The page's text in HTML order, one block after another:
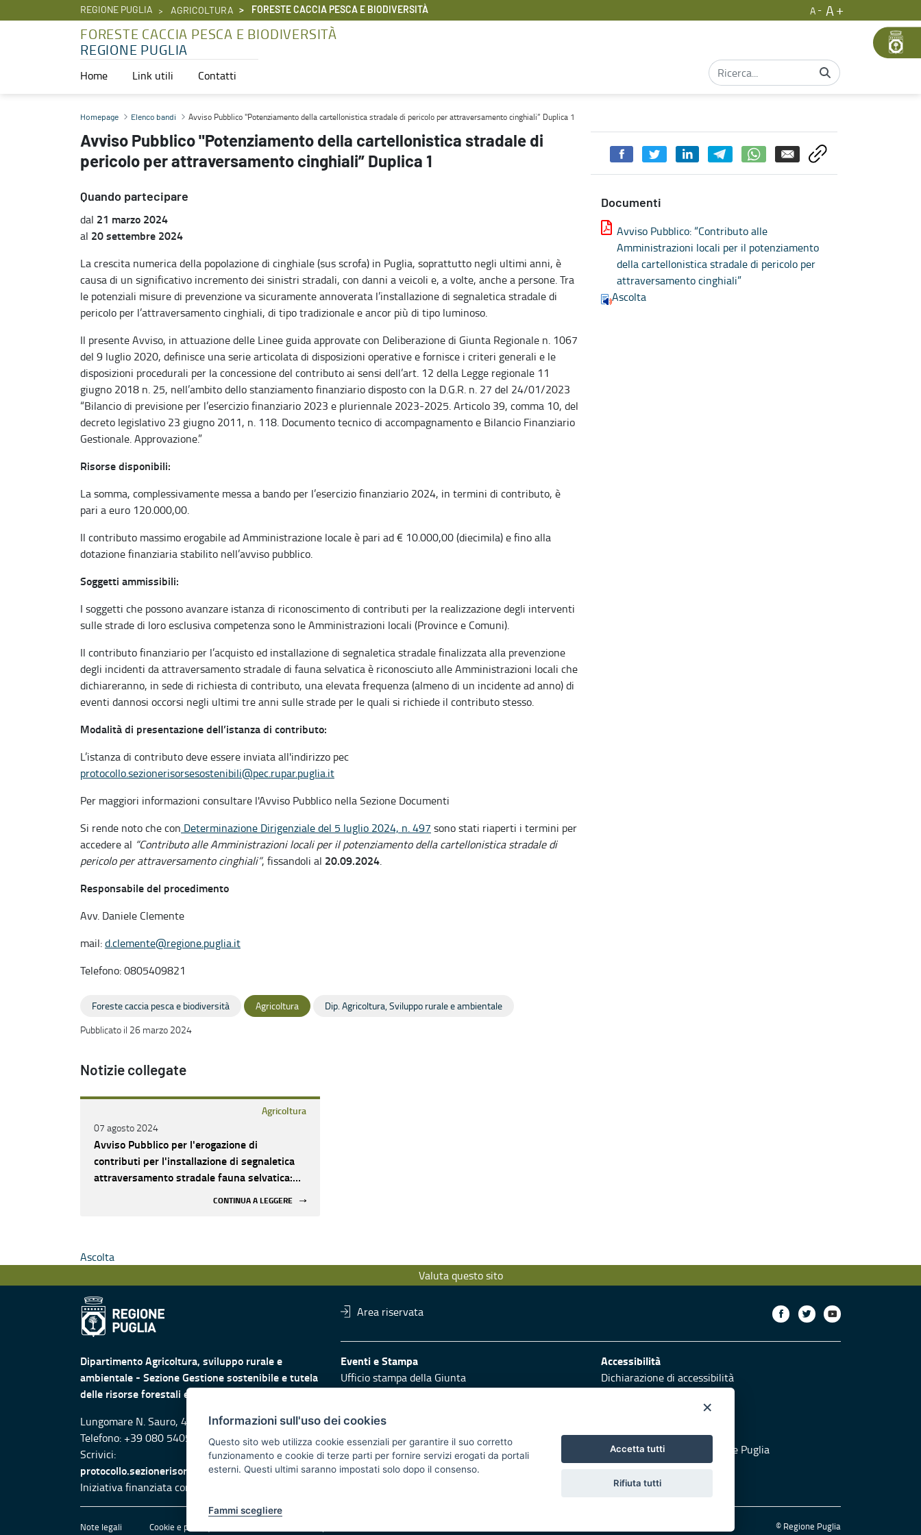
REGIONE PUGLIA AGRICOLTURA FORESTE CACCIA PESCA E BIODIVERSITÀ A
A
FORESTE CACCIA PESCA E BIODIVERSITÀ
REGIONE PUGLIA
Home Link utili Contatti
Avviso Pubblico "Potenziamento della cartellonistica stradale di pericolo per attraversamento cinghiali” Duplica 1 - Foreste caccia pesca e biodiversità
Homepage Elenco bandi Avviso Pubblico "Potenziamento della cartellonistica stradale di pericolo per attraversamento cinghiali” Duplica 1
Avviso Pubblico "Potenziamento della cartellonistica stradale di
pericolo per attraversamento cinghiali” Duplica 1
Quando partecipare
dal 21 marzo 2024
al 20 settembre 2024
La crescita numerica della popolazione di cinghiale (sus scrofa) in Puglia, soprattutto negli ultimi anni, è
causa di un significativo incremento dei sinistri stradali, con danni a veicoli e, a volte, anche a persone. Tra
le potenziali misure di prevenzione va sicuramente annoverata l’installazione di segnaletica stradale di
pericolo per l’attraversamento cinghiali, di tipo tradizionale e ancor più di tipo luminoso.
Il presente Avviso, in attuazione delle Linee guida approvate con Deliberazione di Giunta Regionale n. 1067
del 9 luglio 2020, definisce una serie articolata di disposizioni operative e fornisce i criteri generali e le
disposizioni procedurali per la concessione del contributo ai sensi dell’art. 12 della Legge regionale 11
giugno 2018 n. 25, nell’ambito dello stanziamento finanziario disposto con la D.G.R. n. 27 del 24/01/2023
“Bilancio di previsione per l’esercizio finanziario 2023 e pluriennale 2023-2025. Articolo 39, comma 10, del
decreto legislativo 23 giugno 2011, n. 118. Documento tecnico di accompagnamento e Bilancio Finanziario
Gestionale. Approvazione.”
Risorse disponibili:
La somma, complessivamente messa a bando per l’esercizio finanziario 2024, in termini di contributo, è
pari a euro 120.000,00.
Il contributo massimo erogabile ad Amministrazione locale è pari ad € 10.000,00 (diecimila) e fino alla
dotazione finanziaria stabilito nell’avviso pubblico.
Soggetti ammissibili:
I soggetti che possono avanzare istanza di riconoscimento di contributi per la realizzazione degli interventi
sulle strade di loro esclusiva competenza sono le Amministrazioni locali (Province e Comuni).
Il contributo finanziario per l’acquisto ed installazione di segnaletica stradale finalizzata alla prevenzione
degli incidenti da attraversamento stradale di fauna selvatica è riconosciuto alle Amministrazioni locali che
dichiareranno, in sede di richiesta di contributo, una elevata frequenza (almeno di un incidente ad anno) di
eventi dannosi occorsi negli ultimi tre anni sulle strade per le quali si richiede il contributo stesso.
Modalità di presentazione dell’istanza di contributo:
L’istanza di contributo deve essere inviata all'indirizzo pec
protocollo.sezionerisorsesostenibili@pec.rupar.puglia.it
Per maggiori informazioni consultare l'Avviso Pubblico nella Sezione Documenti
Si rende noto che con Determinazione Dirigenziale del 5 luglio 2024, n. 497 sono stati riaperti i termini per
accedere al “Contributo alle Amministrazioni locali per il potenziamento della cartellonistica stradale di
pericolo per attraversamento cinghiali”, fissandoli al 20.09.2024.
Responsabile del procedimento
Avv. Daniele Clemente
mail:d.clemente@regione.puglia.it
Telefono: 0805409821
Documenti
Avviso Pubblico: “Contributo alle
Amministrazioni locali per il potenziamento
della cartellonistica stradale di pericolo per
attraversamento cinghiali”
Ascolta
Foreste caccia pesca e biodiversità Agricoltura
Dip. Agricoltura, Sviluppo rurale e ambientale
Pubblicato il 26 marzo 2024
Notizie collegate
Agricoltura
07 agosto 2024
Avviso Pubblico per l'erogazione di
contributi per l'installazione di segnaletica
attraversamento stradale fauna selvatica:
CONTINUA A LEGGERE
Ascolta
Valuta questo sito
Area riservata
Dipartimento Agricoltura, sviluppo rurale e
ambientale - Sezione Gestione sostenibile e tutela
delle risorse forestali e naturali
Lungomare N. Sauro, 45 -47 - 70121 Bari
Telefono: +39 080 5405075
Scrivici:
protocollo.sezionerisorsesostenibili@pec.rupar.puglia.it
Eventi e Stampa
Ufficio stampa della Giunta
Press Regione
Accessibilità
Dichiarazione di accessibilità
Obiettivi di accessibilità
Responsabili di pubblicazione
Protezione civile
Vai al sito di Protezione Civile Puglia
Iniziativa finanziata con risorse del POR Puglia 2014/2020 - Asse XI
Note legali Cookie e privacy © Regione Puglia
×
Informazioni sull'uso dei cookies
Questo sito web utilizza cookie essenziali per garantire il suo corretto
funzionamento e cookie di terze parti per fornire servizi erogati da portali
esterni. Questi ultimi saranno impostati solo dopo il consenso.
Fammi scegliere
Accetta tutti
Rifiuta tutti